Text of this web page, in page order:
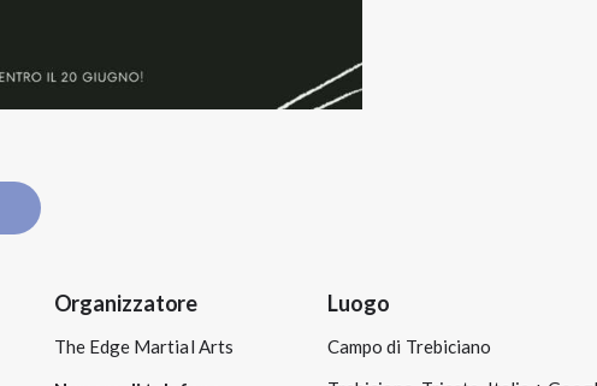
Organizzatore
The Edge Martial Arts
Luogo
Campo di Trebiciano